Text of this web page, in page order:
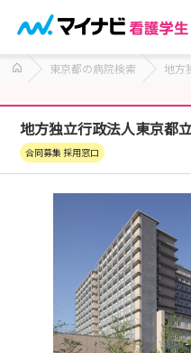
東京都の病院検索 地方
地方独立行政法人東京都
合同募集 採用窓口